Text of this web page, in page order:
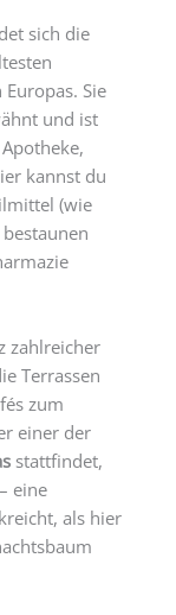
sich die
Sie
und ist
kannst du
(wie
zahlreicher
Terrassen
zum
einer der
stattfindet,
eine
als hier